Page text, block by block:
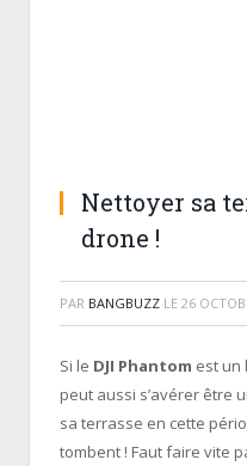
Nettoyer sa
drone !
PAR BANGBUZZ LE 26
Si le DJI Phantom est un
peut aussi s’avérer être
sa terrasse en cette
tombent ! Faut faire vite